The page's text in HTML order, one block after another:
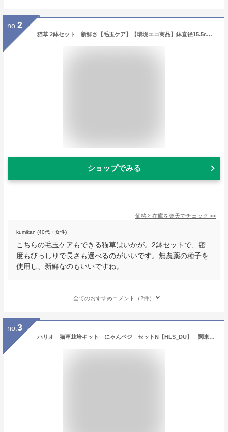
no. 2
猫草 2鉢セット 新鮮さ【毛玉ケア】【環境エコ商品】鉢直径15.5cm 長さが選べる ネコ草 ねこ草「猫草 毛玉ケア〜栽培済み 2鉢セット 〜」年間70万食以上の安心な実績 犬草 猫草【コンビニ受取対応商品】キャットフード お手入れ用品 SDGs 環境に優しい 抜けにくい加工
ショップでみる
価格と在庫を楽天でチェック >>
kumikan (40代・女性)
こちらの毛玉ケアもできる猫草はいかが。2鉢セットで、密
度もびっしりで長さも選べるのがいいです。無農薬の種子を
使用し、新鮮なのもいいですね。
全てのおすすめコメント（2件）
no. 3
ハリオ 猫草栽培キット にゃんベジ セットN【HLS_DU】 関東当日便